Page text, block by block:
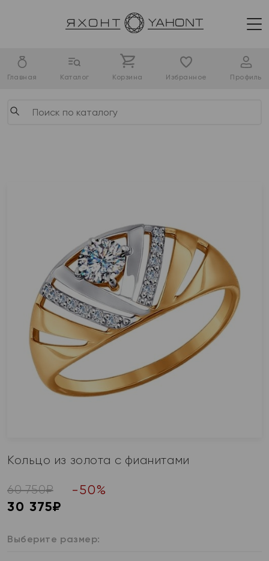
Главная Каталог Корзина Избранное Профиль
Кольцо из золота с фианитами
60 750₽ -50%
30 375₽
Выберите размер: